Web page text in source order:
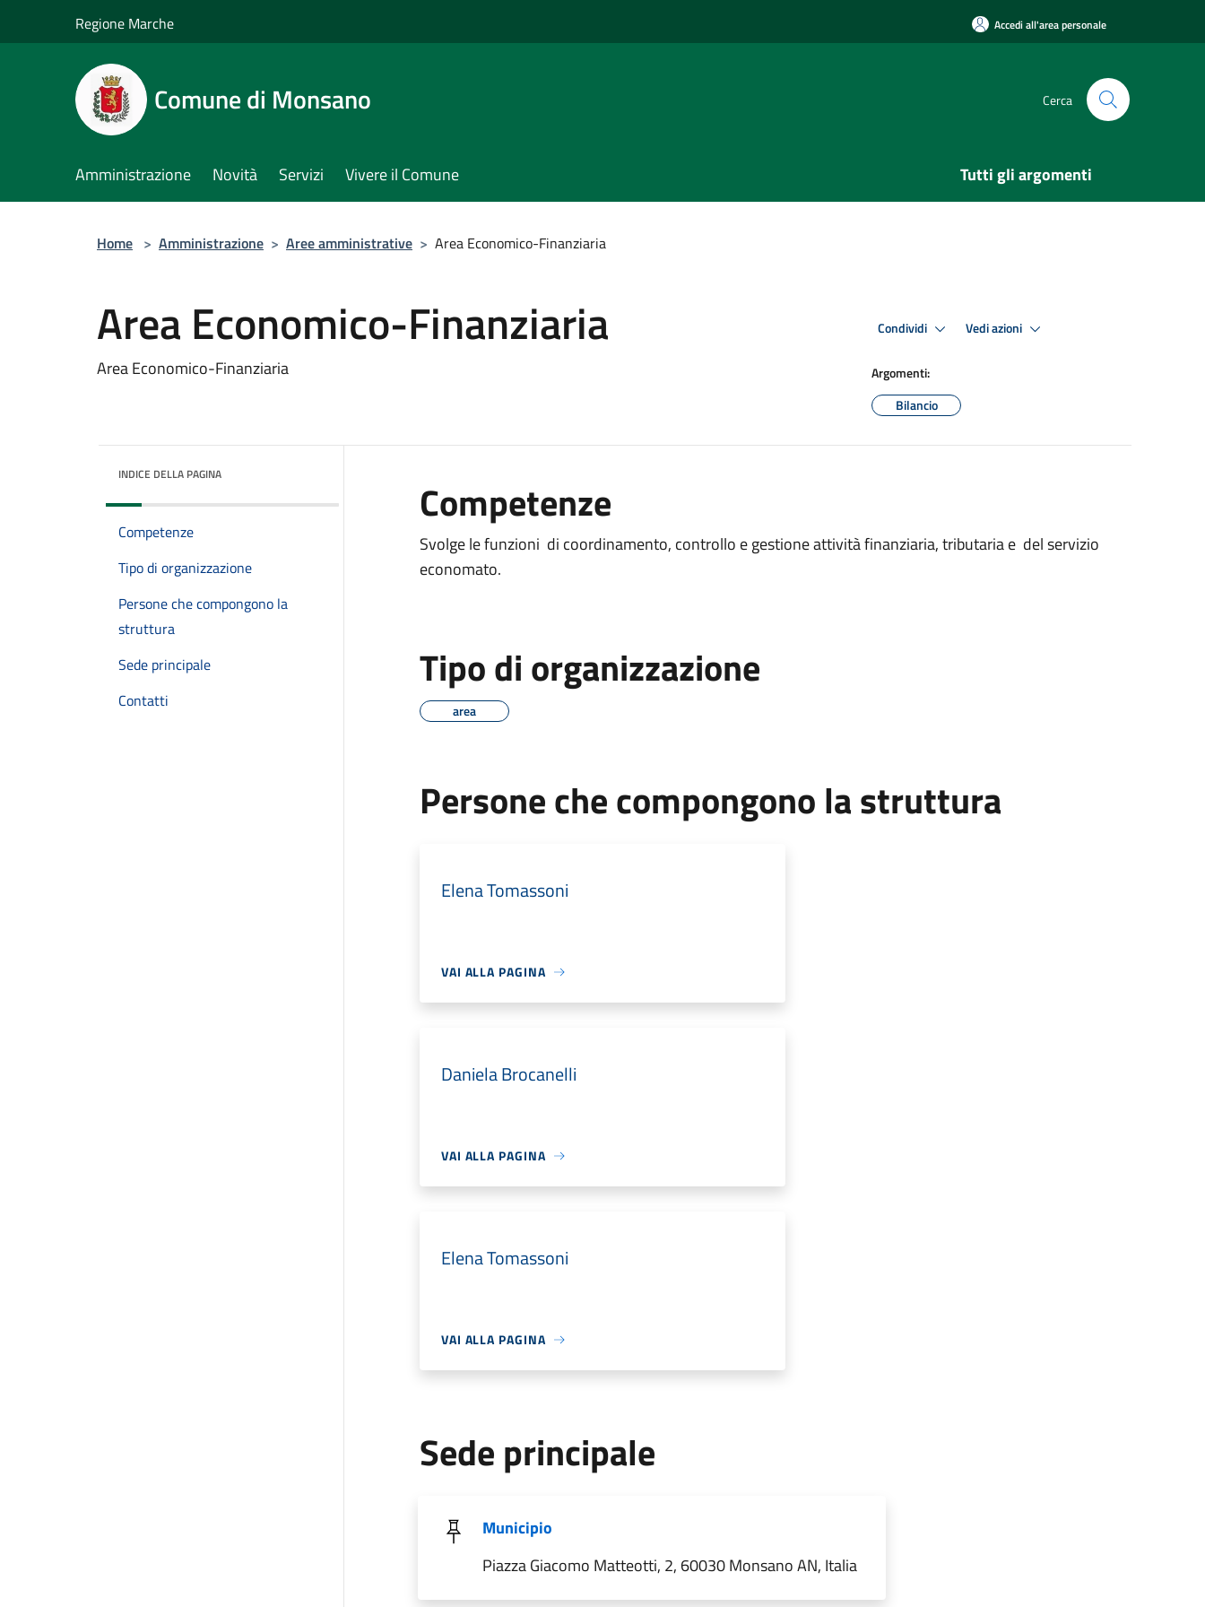
Regione Marche Accedi all'area personale
Comune di Monsano Cerca
Amministrazione Novità Servizi Vivere il Comune Tutti gli argomenti
Home > Amministrazione > Aree amministrative > Area Economico-Finanziaria
Area Economico-Finanziaria
Area Economico-Finanziaria
Condividi Vedi azioni
Argomenti:
Bilancio
INDICE DELLA PAGINA
Competenze
Tipo di organizzazione
Persone che compongono la
struttura
Sede principale
Contatti
Competenze
Svolge le funzioni di coordinamento, controllo e gestione attività finanziaria, tributaria e del servizio
economato.
Tipo di organizzazione
area
Persone che compongono la struttura
Elena Tomassoni
VAI ALLA PAGINA
Daniela Brocanelli
VAI ALLA PAGINA
Elena Tomassoni
VAI ALLA PAGINA
Sede principale
Municipio
Piazza Giacomo Matteotti, 2, 60030 Monsano AN, Italia